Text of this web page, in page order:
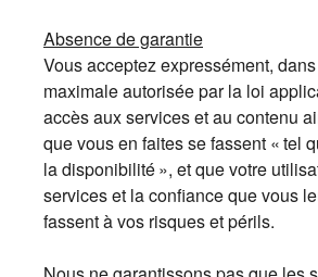
Absence de garantie
Vous acceptez expressément,
maximale autorisée par la loi
accès aux services et au contenu
que vous en faites se fassent « tel
la disponibilité », et que votre
services et la confiance que vous
fassent à vos risques et périls.